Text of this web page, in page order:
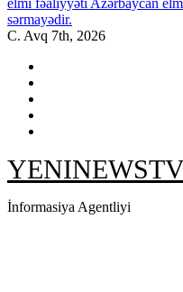
sərmayədir.
C. Avq 7th, 2026
İnformasiya Agentliyi